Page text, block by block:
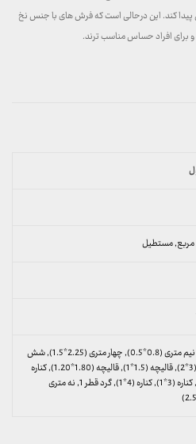
کند. این درحالی است که فرش های با جنس نخ
و برای افراد حساس مناسب ترند.
مربع, مستطیل
پادری نیم متری (0.8*0.5), چهار متری (2.25*1.5), شش
متری (3*2), قالیچه (1.5*1), قالیچه (1.80*1.20), کناره
(2*1), کناره (3*1), کناره (4*1), گرد قطر 1, نه متری